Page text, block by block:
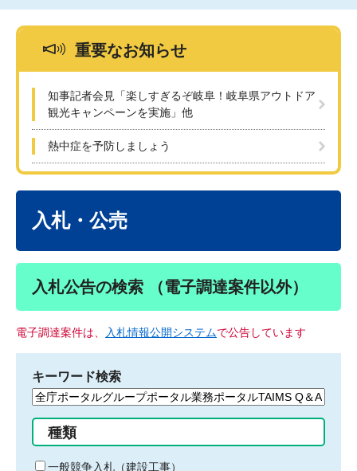
重要なお知らせ
知事記者会見「楽しすぎるぞ岐阜！岐阜県アウトドア
観光キャンペーンを実施」他
熱中症を予防しましょう
入札・公売
入札公告の検索 （電子調達案件以外）
電子調達案件は、 入札情報公開システムで公告しています
キーワード検索
検
る
キ
種類
一般競争入札（建設工事）